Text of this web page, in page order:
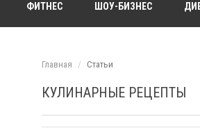
ФИТНЕС ШОУ-БИЗНЕС
Главная Статьи
КУЛИНАРНЫЕ РЕЦЕПТЫ